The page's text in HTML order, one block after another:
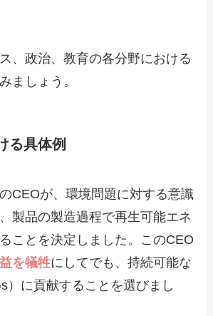
、政治、教育の各分野における
ましょう。
る具体例
CEOが、環境問題に対する意識
製品の製造過程で再生可能エネ
ことを決定しました。このCEO
を犠牲にしてでも、持続可能な
）に貢献することを選びまし